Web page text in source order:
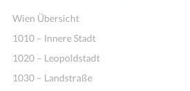
Wien Übersicht
1010 – Innere Stadt
1020 – Leopoldstadt
1030 – Landstraße